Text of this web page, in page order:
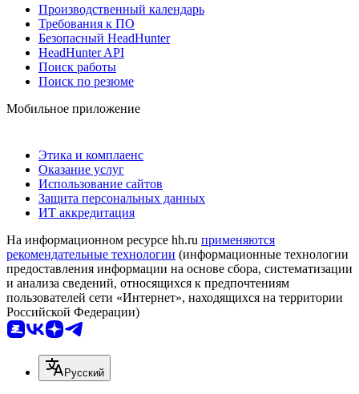
Производственный календарь
Требования к ПО
Безопасный HeadHunter
HeadHunter API
Поиск работы
Поиск по резюме
Мобильное приложение
Этика и комплаенс
Оказание услуг
Использование сайтов
Защита персональных данных
ИТ аккредитация
На информационном ресурсе hh.ru применяются
рекомендательные технологии (информационные технологии
предоставления информации на основе сбора, систематизации
и анализа сведений, относящихся к предпочтениям
пользователей сети «Интернет», находящихся на территории
Российской Федерации)
Русский